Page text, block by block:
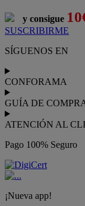
y consigue
SUSCRIBIRME
SÍGUENOS EN
CONFORAMA
GUÍA DE
ATENCIÓN AL
Pago 100% Seguro
¡Nueva app!